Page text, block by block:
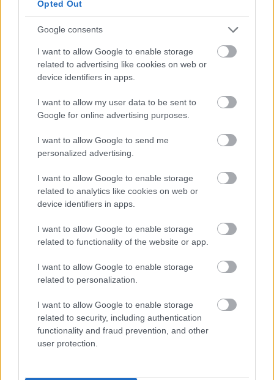
Opted Out
Google consents
I want to allow Google to enable storage
related to advertising like cookies on web or
device identifiers in apps.
I want to allow my user data to be sent to
Google for online advertising purposes.
I want to allow Google to send me
personalized advertising.
I want to allow Google to enable storage
related to analytics like cookies on web or
device identifiers in apps.
I want to allow Google to enable storage
related to functionality of the website or app.
I want to allow Google to enable storage
related to personalization.
I want to allow Google to enable storage
related to security, including authentication
functionality and fraud prevention, and other
user protection.
nickgrabowszki •2016. december 28.
Egy veszprémi híroldal szerint a Pannon Lapom
Társasága egész napon át tartó kihallgatások után
már öt embert rúgott ki a meghekkelt Orbán-interjú
miatt.
Most már biztos, hogy belső ember
hekkelte meg az Orbán-interjút
nickgrabowszki•2016. december 26.